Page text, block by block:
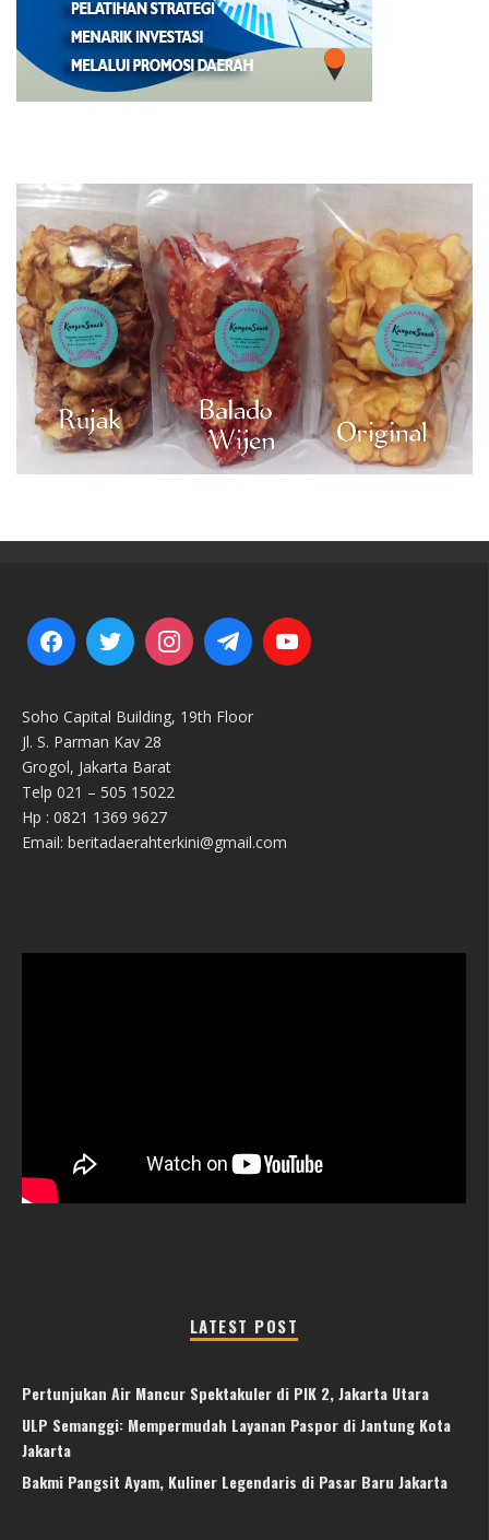
Soho Capital Building, 19th Floor
Jl. S. Parman Kav 28
Grogol, Jakarta Barat
Telp 021 – 505 15022
Hp : 0821 1369 9627
Email: beritadaerahterkini@gmail.com
LATEST POST
Pertunjukan Air Mancur Spektakuler di PIK 2, Jakarta Utara
ULP Semanggi: Mempermudah Layanan Paspor di Jantung Kota
Jakarta
Bakmi Pangsit Ayam, Kuliner Legendaris di Pasar Baru Jakarta